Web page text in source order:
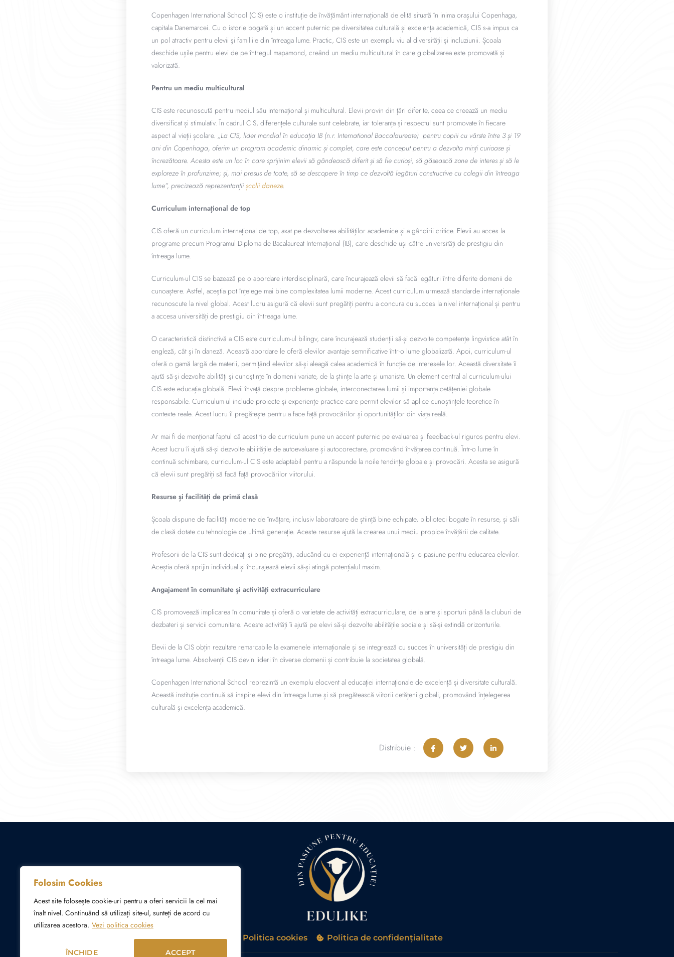
Folosim Cookies
Acest site folosește cookie-uri pentru a oferi servicii la cel mai
înalt nivel. Continuând să utilizați site-ul, sunteți de acord cu
utilizarea acestora. Vezi politica cookies
ÎNCHIDE ACCEPT
Copenhagen International School (CIS) este o instituție de învățământ internațională de elită situată în inima orașului Copenhaga,
capitala Danemarcei. Cu o istorie bogată și un accent puternic pe diversitatea culturală și excelența academică, CIS s-a impus ca
un pol atractiv pentru elevii și familiile din întreaga lume. Practic, CIS este un exemplu viu al diversității și incluziunii. Școala
deschide ușile pentru elevi de pe întregul mapamond, creând un mediu multicultural în care globalizarea este promovată și
valorizată.
Pentru un mediu multicultural
CIS este recunoscută pentru mediul său internațional și multicultural. Elevii provin din țări diferite, ceea ce creează un mediu
diversificat și stimulativ. În cadrul CIS, diferențele culturale sunt celebrate, iar toleranța și respectul sunt promovate în fiecare
aspect al vieții școlare. „La CIS, lider mondial în educația IB (n.r. International Baccalaureate) pentru copiii cu vârste între 3 și 19
ani din Copenhaga, oferim un program academic dinamic și complet, care este conceput pentru a dezvolta minți curioase și
încrezătoare. Acesta este un loc în care sprijinim elevii să gândească diferit și să fie curioși, să găsească zone de interes și să le
exploreze în profunzime; și, mai presus de toate, să se descopere în timp ce dezvoltă legături constructive cu colegii din întreaga
lume”, precizează reprezentanțiișcolii daneze.
Curriculum internațional de top
CIS oferă un curriculum internațional de top, axat pe dezvoltarea abilităților academice și a gândirii critice. Elevii au acces la
programe precum Programul Diploma de Bacalaureat Internațional (IB), care deschide uși către universități de prestigiu din
întreaga lume.
Curriculum-ul CIS se bazează pe o abordare interdisciplinară, care încurajează elevii să facă legături între diferite domenii de
cunoaștere. Astfel, aceștia pot înțelege mai bine complexitatea lumii moderne. Acest curriculum urmează standarde internaționale
recunoscute la nivel global. Acest lucru asigură că elevii sunt pregătiți pentru a concura cu succes la nivel internațional și pentru
a accesa universități de prestigiu din întreaga lume.
O caracteristică distinctivă a CIS este curriculum-ul bilingv, care încurajează studenții să-și dezvolte competențe lingvistice atât în
engleză, cât și în daneză. Această abordare le oferă elevilor avantaje semnificative într-o lume globalizată. Apoi, curriculum-ul
oferă o gamă largă de materii, permițând elevilor să-și aleagă calea academică în funcție de interesele lor. Această diversitate îi
ajută să-și dezvolte abilități și cunoștințe în domenii variate, de la științe la arte și umaniste. Un element central al curriculum-ului
CIS este educația globală. Elevii învață despre probleme globale, interconectarea lumii și importanța cetățeniei globale
responsabile. Curriculum-ul include proiecte și experiențe practice care permit elevilor să aplice cunoștințele teoretice în
contexte reale. Acest lucru îi pregătește pentru a face față provocărilor și oportunităților din viața reală.
Ar mai fi de menționat faptul că acest tip de curriculum pune un accent puternic pe evaluarea și feedback-ul riguros pentru elevi.
Acest lucru îi ajută să-și dezvolte abilitățile de autoevaluare și autocorectare, promovând învățarea continuă. Într-o lume în
continuă schimbare, curriculum-ul CIS este adaptabil pentru a răspunde la noile tendințe globale și provocări. Acesta se asigură
că elevii sunt pregătiți să facă față provocărilor viitorului.
Resurse și facilități de primă clasă
Școala dispune de facilități moderne de învățare, inclusiv laboratoare de știință bine echipate, biblioteci bogate în resurse, și săli
de clasă dotate cu tehnologie de ultimă generație. Aceste resurse ajută la crearea unui mediu propice învățării de calitate.
Profesorii de la CIS sunt dedicați și bine pregătiți, aducând cu ei experiență internațională și o pasiune pentru educarea elevilor.
Aceștia oferă sprijin individual și încurajează elevii să-și atingă potențialul maxim.
Angajament în comunitate și activități extracurriculare
CIS promovează implicarea în comunitate și oferă o varietate de activități extracurriculare, de la arte și sporturi până la cluburi de
dezbateri și servicii comunitare. Aceste activități îi ajută pe elevi să-și dezvolte abilitățile sociale și să-și extindă orizonturile.
Elevii de la CIS obțin rezultate remarcabile la examenele internaționale și se integrează cu succes în universități de prestigiu din
întreaga lume. Absolvenții CIS devin lideri în diverse domenii și contribuie la societatea globală.
Copenhagen International School reprezintă un exemplu elocvent al educației internaționale de excelență și diversitate culturală.
Această instituție continuă să inspire elevi din întreaga lume și să pregătească viitorii cetățeni globali, promovând înțelegerea
culturală și excelența academică.
Distribuie :
Politica cookies Politica de confidențialitate